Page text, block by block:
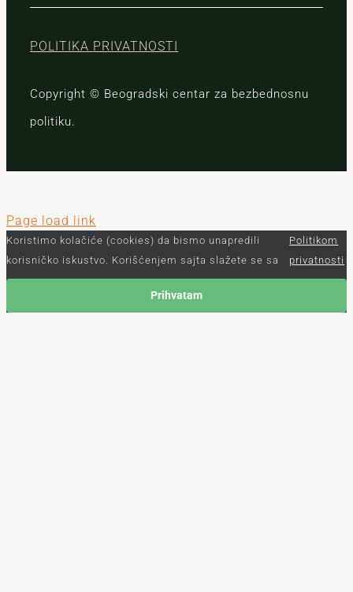
POLITIKA PRIVATNOSTI
Copyright © Beogradski centar za bezbednosnu
politiku.
Page load link
Koristimo kolačiće (cookies) da bismo unapredili
korisničko iskustvo. Korišćenjem sajta slažete se sa
Politikom
privatnosti
Prihvatam